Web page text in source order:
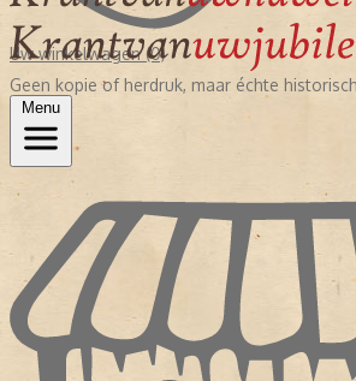
Uw winkelwagen (0)
Geen kopie of herdruk, maar échte
Menu